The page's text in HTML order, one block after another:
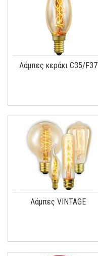
Λάμπες κεράκι C35/F37
Λάμπες VINTAGE